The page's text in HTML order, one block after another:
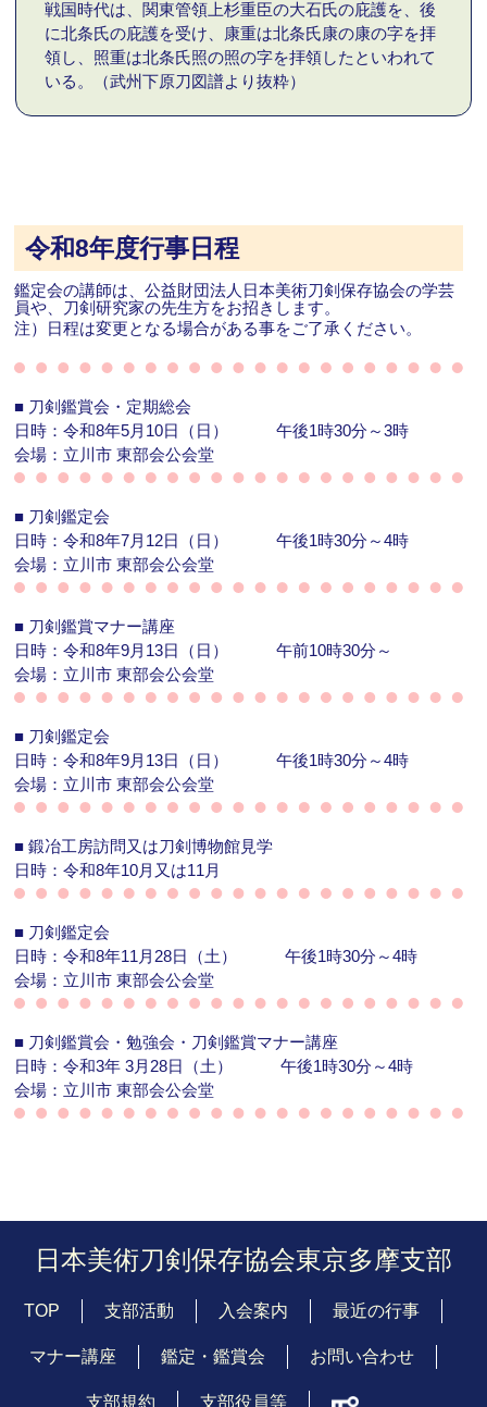
戦国時代は、関東管領上杉重臣の大石氏の庇護を、後
に北条氏の庇護を受け、康重は北条氏康の康の字を拝
領し、照重は北条氏照の照の字を拝領したといわれて
いる。（武州下原刀図譜より抜粋）
令和8年度行事日程
鑑定会の講師は、公益財団法人日本美術刀剣保存協会の学芸
員や、刀剣研究家の先生方をお招きします。
注）日程は変更となる場合がある事をご了承ください。
■ 刀剣鑑賞会・定期総会
日時：令和8年5月10日（日）
午後1時30分～3時
会場：立川市 東部会公会堂
■ 刀剣鑑定会
日時：令和8年7月12日（日）
午後1時30分～4時
会場：立川市 東部会公会堂
■ 刀剣鑑賞マナー講座
日時：令和8年9月13日（日）
午前10時30分～
会場：立川市 東部会公会堂
■ 刀剣鑑定会
日時：令和8年9月13日（日）
午後1時30分～4時
会場：立川市 東部会公会堂
■ 鍛冶工房訪問又は刀剣博物館見学
日時：令和8年10月又は11月
■ 刀剣鑑定会
日時：令和8年11月28日（土）
午後1時30分～4時
会場：立川市 東部会公会堂
■ 刀剣鑑賞会・勉強会・刀剣鑑賞マナー講座
日時：令和3年 3月28日（土）
午後1時30分～4時
会場：立川市 東部会公会堂
日本美術刀剣保存協会東京多摩支部
TOP 支部活動 入会案内 最近の行事
マナー講座 鑑定・鑑賞会 お問い合わせ
支部規約 支部役員等